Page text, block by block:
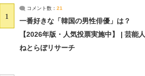
1
コメント数： 21
一番好きな「韓国の男性俳優」は？
【2026年版・人気投票実施中】 | 芸能人
ねとらぼリサーチ